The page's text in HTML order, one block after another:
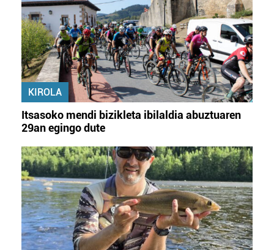
KIROLA
Itsasoko mendi bizikleta ibilaldia abuztuaren
29an egingo dute